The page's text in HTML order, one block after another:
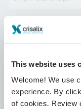
This website uses
Welcome! We use
experience. By
of cookies. Review
Khoảng cách
Được chứng